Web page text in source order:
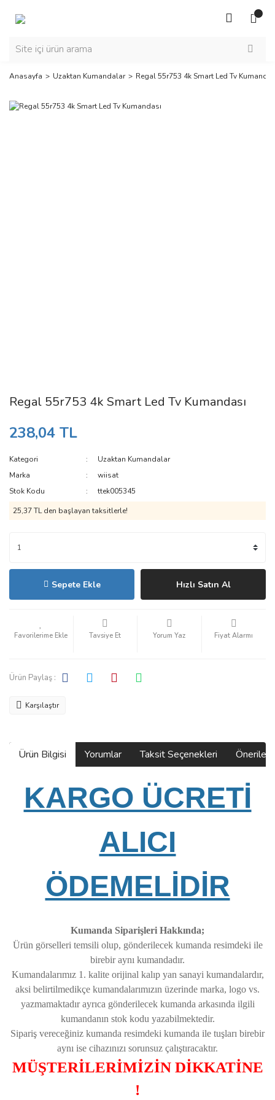
Anasayfa Uzaktan Kumandalar Regal 55r753 4k Smart Led Tv
Regal 55r753 4k Smart Led Tv Kumandası
238,04 TL
Kategori
Uzaktan Kumandalar
Marka
wiisat
Stok Kodu
ttek005345
25,37 TL den başlayan taksitlerle!
Sepete Ekle Hızlı Satın Al
Tavsiye Et Yorum Yaz Fiyat Alarmı
Ürün Paylaş :
Karşılaştır
Ürün Bilgisi Yorumlar Taksit Seçenekleri
KARGO ÜCRETİ
ALICI
ÖDEMELİDİR
Kumanda Siparişleri Hakkında;
Ürün görselleri temsili olup, gönderilecek kumanda resimdeki ile
birebir aynı kumandadır.
Kumandalarımız 1. kalite orijinal kalıp yan sanayi kumandalardır,
aksi belirtilmedikçe kumandalarımızın üzerinde marka, logo vs.
yazmamaktadır ayrıca gönderilecek kumanda arkasında ilgili
kumandanın stok kodu yazabilmektedir.
Sipariş vereceğiniz kumanda resimdeki kumanda ile tuşları birebir
aynı ise cihazınızı sorunsuz çalıştıracaktır.
MÜŞTERİLERİMİZİN DİKKATİNE
!